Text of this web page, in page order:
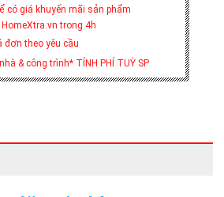
có giá khuyến mãi sản phẩm
trong 4h
đơn theo yêu cầu
& công trình* TÍNH PHÍ TUỲ SP